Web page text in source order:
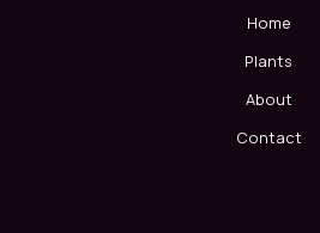
Home
Plants
About
Contact